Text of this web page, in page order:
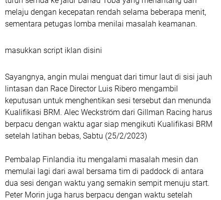
melaju dengan kecepatan rendah selama beberapa menit,
sementara petugas lomba menilai masalah keamanan.
masukkan script iklan disini
Sayangnya, angin mulai menguat dari timur laut di sisi jauh
lintasan dan Race Director Luis Ribero mengambil
keputusan untuk menghentikan sesi tersebut dan menunda
Kualifikasi BRM. Alec Weckström dari Gillman Racing harus
berpacu dengan waktu agar siap mengikuti Kualifikasi BRM
setelah latihan bebas, Sabtu (25/2/2023)
Pembalap Finlandia itu mengalami masalah mesin dan
memulai lagi dari awal bersama tim di paddock di antara
dua sesi dengan waktu yang semakin sempit menuju start.
Peter Morin juga harus berpacu dengan waktu setelah